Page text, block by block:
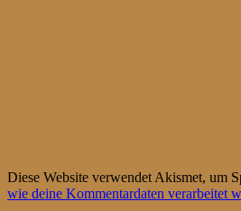
Diese Website verwendet Akismet, um
wie deine Kommentardaten verarbeitet